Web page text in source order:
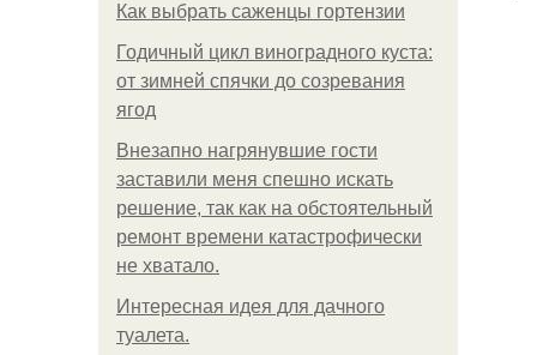
Как выбрать саженцы гортензии
Годичный цикл виноградного куста:
от зимней спячки до созревания
ягод
Внезапно нагрянувшие гости
заставили меня спешно искать
решение, так как на обстоятельный
ремонт времени катастрофически
не хватало.
Интересная идея для дачного
туалета.